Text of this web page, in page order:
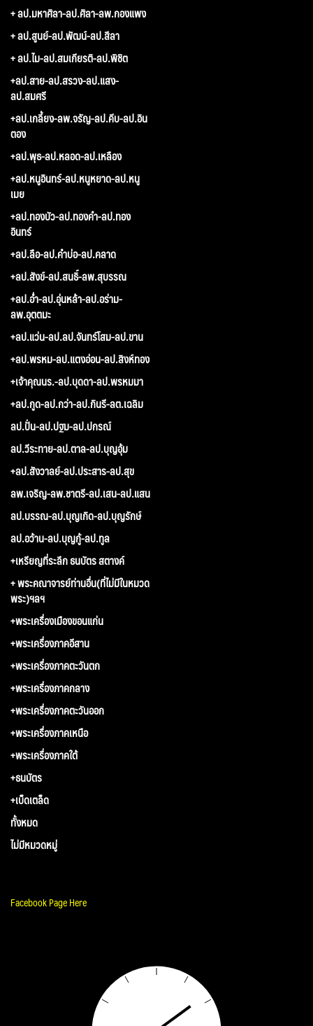
+ ลป.มหาศิลา-ลป.ศิลา-ลพ.กองแพง
+ ลป.สูนย์-ลป.พัฒน์-ลป.สีลา
+ ลป.ไม-ลป.สมเกียรติ-ลป.พิชิต
+ลป.สาย-ลป.สรวง-ลป.แสง-
ลป.สมศรี
+ลป.เกลี้ยง-ลพ.จรัญ-ลป.คีบ-ลป.อิน
ตอง
+ลป.พุธ-ลป.หลอด-ลป.เหลือง
+ลป.หนูอินทร์-ลป.หนูหยาด-ลป.หนู
เมย
+ลป.ทองบัว-ลป.ทองคำ-ลป.ทอง
อินทร์
+ลป.ลือ-ลป.คำบ่อ-ลป.คลาด
+ลป.สังข์-ลป.สนธิ์-ลพ.สุบรรณ
+ลป.อ่ำ-ลป.อุ่นหล้า-ลป.อร่าม-
ลพ.อุตตมะ
+ลป.แว่น-ลป.ลป.จันทร์โสม-ลป.ขาน
+ลป.พรหม-ลป.แตงอ่อน-ลป.สิงห์ทอง
+เจ้าคุณนร.-ลป.บุดดา-ลป.พรหมมา
+ลป.กูด-ลป.กว่า-ลป.กินรี-ลต.เฉลิม
ลป.ปั่น-ลป.ปฐม-ลป.ปกรณ์
ลป.วีระทาย-ลป.ตาล-ลป.บุญอุ้ม
+ลป.สังวาลย์-ลป.ประสาร-ลป.สุข
ลพ.เจริญ-ลพ.ชาตรี-ลป.เสน-ลป.แสน
ลป.บรรณ-ลป.บุญเกิด-ลป.บุญรักษ์
ลป.อว้าน-ลป.บุญกู้-ลป.ทูล
+เหรียญที่ระลึก ธนบัตร สตางค์
+ พระคณาจารย์ท่านอื่น(ที่ไม่มีในหมวด
พระ)ฯลฯ
+พระเครื่องเมืองขอนแก่น
+พระเครื่องภาคอีสาน
+พระเครื่องภาคตะวันตก
+พระเครื่องภาคกลาง
+พระเครื่องภาคตะวันออก
+พระเครื่องภาคเหนือ
+พระเครื่องภาคใต้
+ธนบัตร
+เบ็ดเตล็ด
ทั้งหมด
ไม่มีหมวดหมู่
Facebook Page Here